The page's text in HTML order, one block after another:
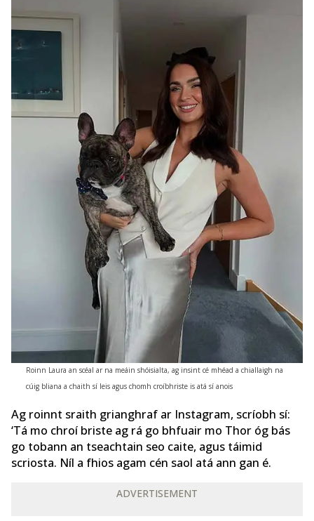
Roinn Laura an scéal ar na meáin shóisialta, ag insint cé mhéad a chiallaigh na
cúig bliana a chaith sí leis agus chomh croíbhriste is atá sí anois
Ag roinnt sraith grianghraf ar Instagram, scríobh sí:
‘Tá mo chroí briste ag rá go bhfuair mo Thor óg bás
go tobann an tseachtain seo caite, agus táimid
scriosta. Níl a fhios agam cén saol atá ann gan é.
ADVERTISEMENT